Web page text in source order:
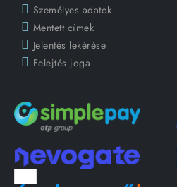
Személyes adatok
Mentett címek
Jelentés lekérése
Felejtés joga